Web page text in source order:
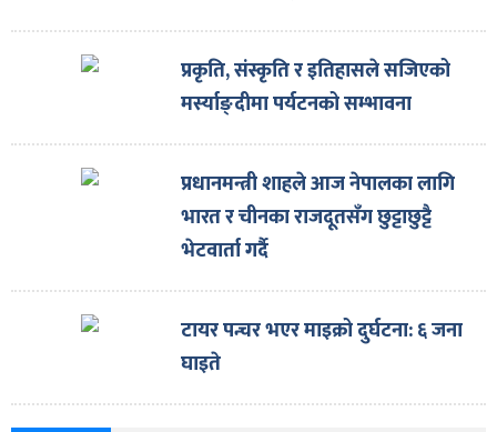
प्रकृति, संस्कृति र इतिहासले सजिएको
मर्स्याङ्दीमा पर्यटनको सम्भावना
प्रधानमन्त्री शाहले आज नेपालका लागि
भारत र चीनका राजदूतसँग छुट्टाछुट्टै
भेटवार्ता गर्दै
टायर पन्चर भएर माइक्रो दुर्घटना: ६ जना
घाइते